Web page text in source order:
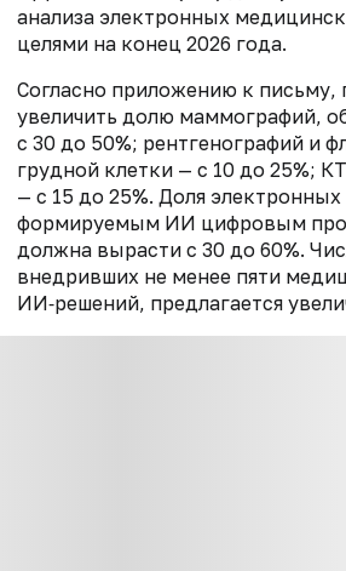
анализа электронных
целями на конец 2026 года.
Согласно приложению к письму,
увеличить долю маммографий,
с 30 до 50%; рентгенографий и
грудной клетки — с 10 до 25%;
— с 15 до 25%. Доля
формируемым ИИ цифровым
должна вырасти с 30 до 60%.
внедривших не менее пяти
ИИ‑решений, предлагается